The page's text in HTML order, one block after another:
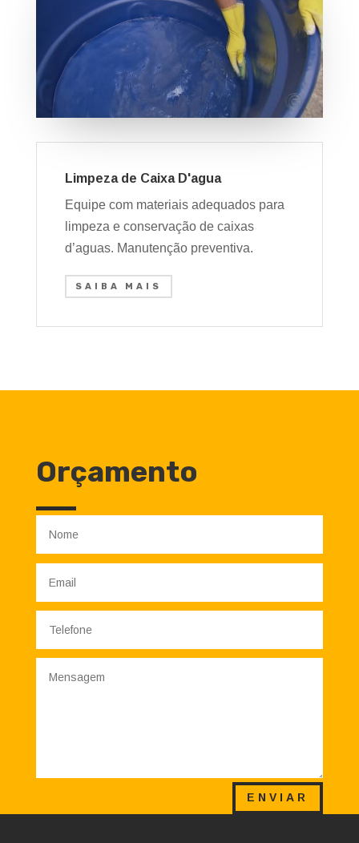
Limpeza de Caixa D'agua
Equipe com materiais adequados para
limpeza e conservação de caixas
d’aguas. Manutenção preventiva.
SAIBA MAIS
Orçamento
ENVIAR